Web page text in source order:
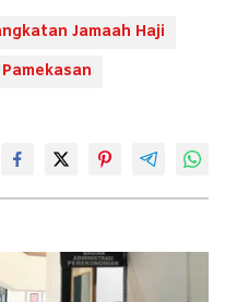
Jamaah Haji